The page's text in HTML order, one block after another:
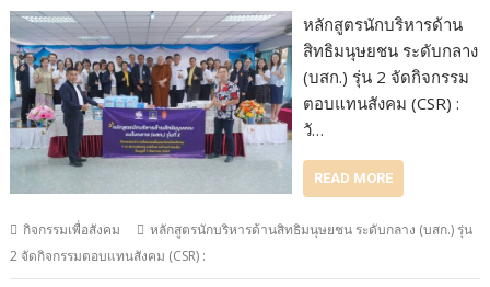
หลักสูตรนักบริหารด้าน
สิทธิมนุษยชน ระดับกลาง
(บสก.) รุ่น 2 จัดกิจกรรม
ตอบแทนสังคม (CSR) :
วั…
READ MORE
กิจกรรมเพื่อสังคม
หลักสูตรนักบริหารด้านสิทธิมนุษยชน ระดับกลาง (บสก.) รุ่น
2 จัดกิจกรรมตอบแทนสังคม (CSR) :